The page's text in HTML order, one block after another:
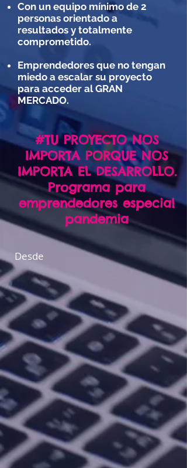
Con un equipo mínimo de 2
personas orientado a
resultados y totalmente
comprometido.
Emprendedores que no tengan
miedo a escalar su proyecto
para acceder al GRAN
MERCADO.
#TU PROYECTO NOS
IMPORTA PORQUE NOS
IMPORTA EL DESARROLLO.
Programa para
emprendedores especial
pandemia
Desde